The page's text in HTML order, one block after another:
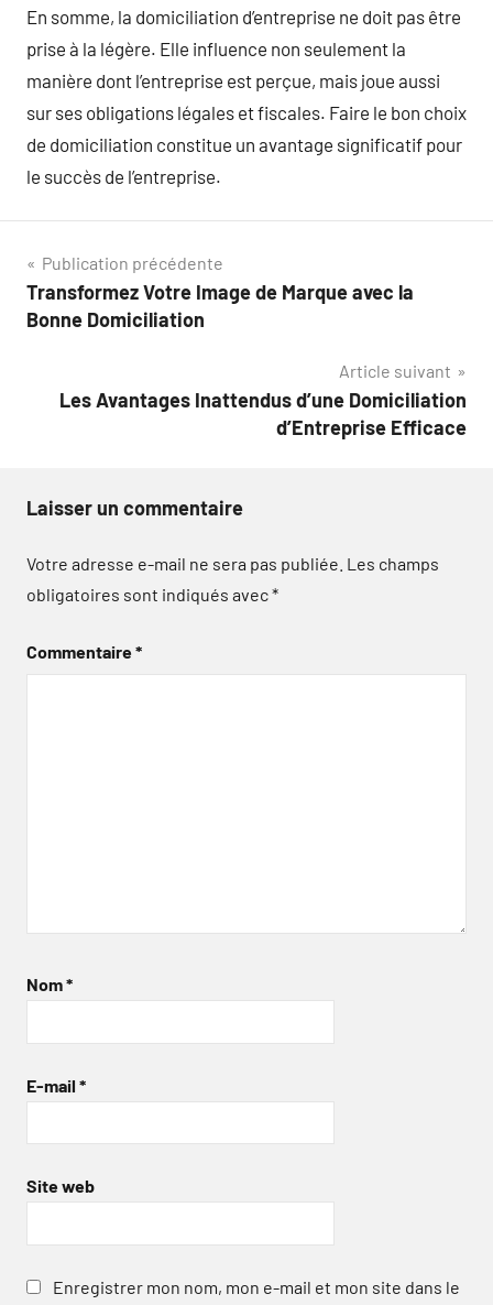
En somme, la domiciliation d’entreprise ne doit pas être
prise à la légère. Elle influence non seulement la
manière dont l’entreprise est perçue, mais joue aussi
sur ses obligations légales et fiscales. Faire le bon choix
de domiciliation constitue un avantage significatif pour
le succès de l’entreprise.
Navigation
de
Publication précédente
Transformez Votre Image de Marque avec la
Bonne Domiciliation
Article suivant
Les Avantages Inattendus d’une Domiciliation
d’Entreprise Efficace
Laisser un commentaire
Votre adresse e-mail ne sera pas publiée. Les champs
obligatoires sont indiqués avec*
Commentaire*
Nom*
E-mail *
Site web
Enregistrer mon nom, mon e-mail et mon site dans le